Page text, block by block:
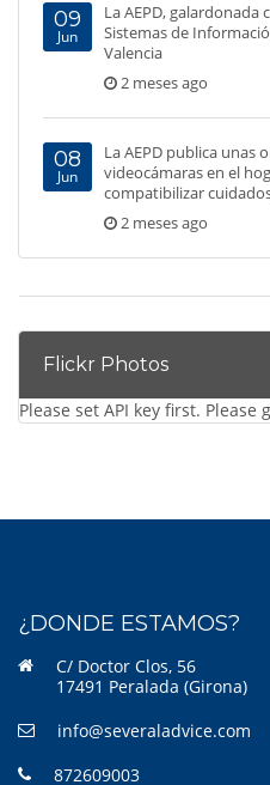
09
Jun
La AEPD, galardonada
Sistemas de
Valencia
2 meses ago
08
Jun
La AEPD publica unas
videocámaras en el
compatibilizar
2 meses ago
Flickr Photos
Please set API key first. Please
¿DONDE ESTAMOS?
C/ Doctor Clos, 56
17491 Peralada (Girona)
info@severaladvice.com
872609003